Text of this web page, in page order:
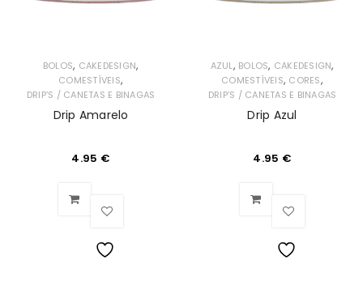
BOLOS, CAKEDESIGN,
COMESTÍVEIS,
DRIP’S / CANETAS E BINAGAS
Drip Amarelo
4.95 €
AZUL, BOLOS, CAKEDESIGN,
COMESTÍVEIS, CORES,
DRIP’S / CANETAS E BINAGAS
Drip Azul
4.95 €